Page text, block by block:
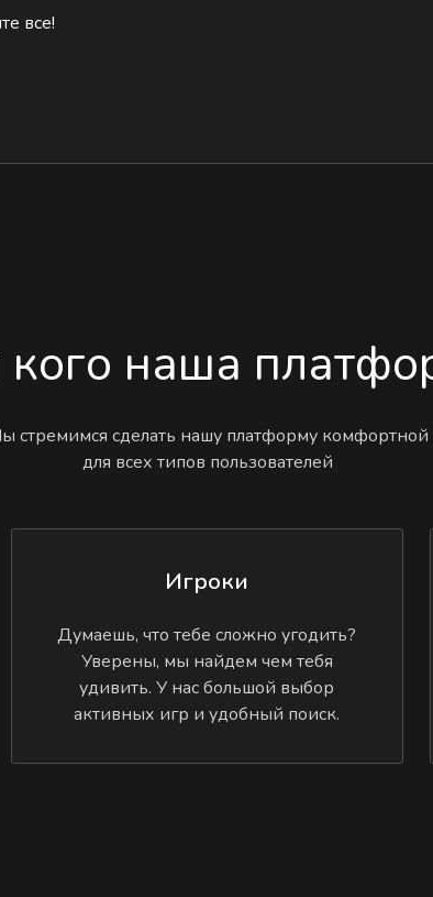
все!
наша
стремимся сделать нашу платформу комфортной
для всех типов пользователей
Игроки
Думаешь, что тебе сложно угодить?
Уверены, мы найдем чем тебя
удивить. У нас большой выбор
активных игр и удобный поиск.